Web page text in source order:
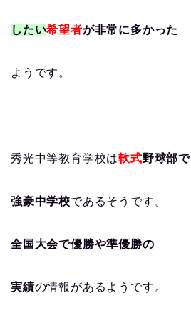
したい希望者が非常に多かった
ようです。
秀光中等教育学校は軟式野球部で
強豪中学校であるそうです。
全国大会で優勝や準優勝の
実績の情報があるようです。